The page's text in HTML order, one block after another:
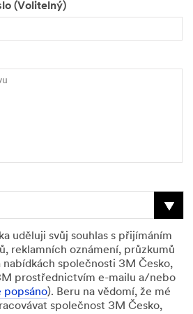
(Volitelný)
uděluji svůj souhlas s přijímáním
reklamních oznámení, průzkumů
společnosti 3M Česko,
prostřednictvím e-mailu a/nebo
popsáno). Beru na vědomí, že mé
společnost 3M Česko,